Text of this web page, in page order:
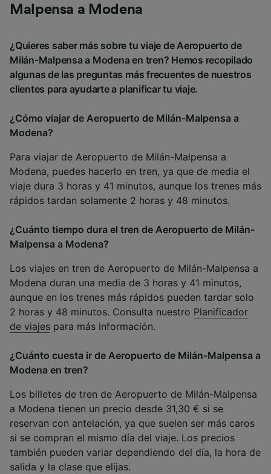
Malpensa a Modena
¿Quieres saber más sobre tu viaje de Aeropuerto de
Milán-Malpensa a Modena en tren? Hemos recopilado
algunas de las preguntas más frecuentes de nuestros
clientes para ayudarte a planificar tu viaje.
¿Cómo viajar de Aeropuerto de Milán-Malpensa a
Modena?
Para viajar de Aeropuerto de Milán-Malpensa a
Modena, puedes hacerlo en tren, ya que de media el
viaje dura 3 horas y 41 minutos, aunque los trenes más
rápidos tardan solamente 2 horas y 48 minutos.
¿Cuánto tiempo dura el tren de Aeropuerto de Milán-
Malpensa a Modena?
Los viajes en tren de Aeropuerto de Milán-Malpensa a
Modena duran una media de 3 horas y 41 minutos,
aunque en los trenes más rápidos pueden tardar solo
2 horas y 48 minutos. Consulta nuestro Planificador
de viajes para más información.
¿Cuánto cuesta ir de Aeropuerto de Milán-Malpensa a
Modena en tren?
Los billetes de tren de Aeropuerto de Milán-Malpensa
a Modena tienen un precio desde 31,30 € si se
reservan con antelación, ya que suelen ser más caros
si se compran el mismo día del viaje. Los precios
también pueden variar dependiendo del día, la hora de
salida y la clase que elijas.